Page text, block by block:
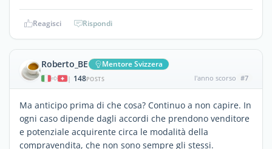
Reagisci Rispondi
Roberto_BE Mentore Svizzera
| 148POSTS l'anno scorso #7
Ma anticipo prima di che cosa? Continuo a non capire. In
ogni caso dipende dagli accordi che prendono venditore
e potenziale acquirente circa le modalità della
compravendita, che non sono sempre gli stessi.